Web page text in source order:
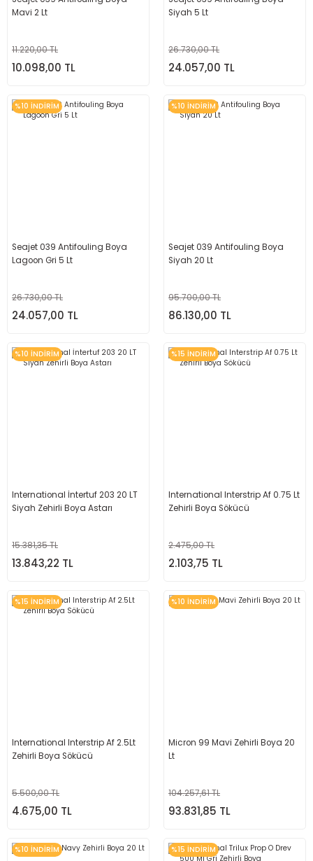
Mavi 2 Lt
11.220,00 TL
10.098,00 TL
Siyah 5 Lt
26.730,00 TL
24.057,00 TL
%10 İNDİRİM
Seajet 039 Antifouling Boya
Lagoon Gri 5 Lt
26.730,00 TL
24.057,00 TL
%10 İNDİRİM
Seajet 039 Antifouling Boya
Siyah 20 Lt
95.700,00 TL
86.130,00 TL
%10 İNDİRİM
International İntertuf 203 20 LT
Siyah Zehirli Boya Astarı
15.381,35 TL
13.843,22 TL
%15 İNDİRİM
International Interstrip Af 0.75 Lt
Zehirli Boya Sökücü
2.475,00 TL
2.103,75 TL
%15 İNDİRİM
International Interstrip Af 2.5Lt
Zehirli Boya Sökücü
5.500,00 TL
4.675,00 TL
%10 İNDİRİM
Micron 99 Mavi Zehirli Boya 20
Lt
104.257,61 TL
93.831,85 TL
%10 İNDİRİM %15 İNDİRİM